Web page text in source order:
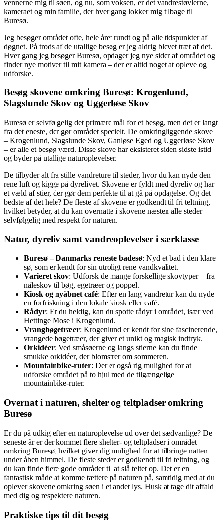
vennerne mig til søen, og nu, som voksen, er det vandrestøvlerne,
kameraet og min familie, der hver gang lokker mig tilbage til
Buresø.
Jeg besøger området ofte, hele året rundt og på alle tidspunkter af
døgnet. På trods af de utallige besøg er jeg aldrig blevet træt af det.
Hver gang jeg besøger Buresø, opdager jeg nye sider af området og
finder nye motiver til mit kamera – der er altid noget at opleve og
udforske.
Besøg skovene omkring Buresø: Krogenlund,
Slagslunde Skov og Uggerløse Skov
Buresø er selvfølgelig det primære mål for et besøg, men det er langt
fra det eneste, der gør området specielt. De omkringliggende skove
– Krogenlund, Slagslunde Skov, Ganløse Eged og Uggerløse Skov
– er alle et besøg værd. Disse skove har eksisteret siden sidste istid
og byder på utallige naturoplevelser.
De tilbyder alt fra stille vandreture til steder, hvor du kan nyde den
rene luft og kigge på dyrelivet. Skovene er fyldt med dyreliv og har
et væld af stier, der gør dem perfekte til at gå på opdagelse. Og det
bedste af det hele? De fleste af skovene er godkendt til fri teltning,
hvilket betyder, at du kan overnatte i skovene næsten alle steder –
selvfølgelig med respekt for naturen.
Natur, dyreliv samt vandreoplevelser i særklasse
Buresø – Danmarks reneste badesø: Nyd et bad i den klare
sø, som er kendt for sin utroligt rene vandkvalitet.
Varieret skov: Udforsk de mange forskellige skovtyper – fra
nåleskov til bøg, egetræer og poppel.
Kiosk og nyåbnet café: Efter en lang vandretur kan du nyde
en forfriskning i den lokale kiosk eller café.
Rådyr: Er du heldig, kan du spotte rådyr i området, især ved
Hettinge Mose i Krogenlund.
Vrangbøgetræer: Krogenlund er kendt for sine fascinerende,
vrangede bøgetræer, der giver et unikt og magisk indtryk.
Orkidéer: Ved småsøerne og langs stierne kan du finde
smukke orkidéer, der blomstrer om sommeren.
Mountainbike-ruter: Der er også rig mulighed for at
udforske området på to hjul med de tilgængelige
mountainbike-ruter.
Overnat i naturen, shelter og teltpladser omkring
Buresø
Er du på udkig efter en naturoplevelse ud over det sædvanlige? De
seneste år er der kommet flere shelter- og teltpladser i området
omkring Buresø, hvilket giver dig mulighed for at tilbringe natten
under åben himmel. De fleste steder er godkendt til fri teltning, og
du kan finde flere gode områder til at slå teltet op. Det er en
fantastisk måde at komme tættere på naturen på, samtidig med at du
oplever skovene omkring søen i et andet lys. Husk at tage dit affald
med dig og respektere naturen.
Praktiske tips til dit besøg